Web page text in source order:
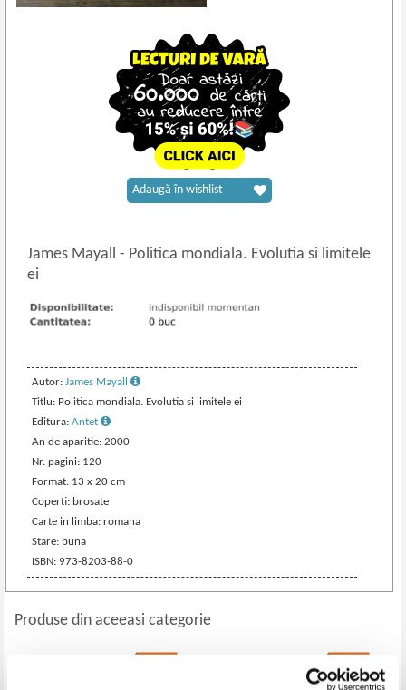
James Mayall- Politica mondiala. Evolutia si limitele
ei
Autor: James Mayall
Titlu: Politica mondiala. Evolutia si limitele ei
Editura:Antet
An de aparitie: 2000
Nr. pagini: 120
Format: 13 x 20 cm
Coperti: brosate
Carte in limba: romana
Stare: buna
ISBN: 973-8203-88-0
Adaugă în wishlist
Produse din aceeasi categorie